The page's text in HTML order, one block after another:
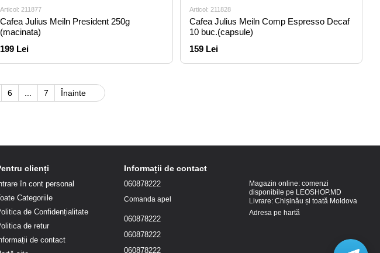
Articol: 211877
Cafea Julius Meiln President 250g
(macinata)
199 Lei
Articol: 211828
Cafea Julius Meiln Comp Espresso Decaf
10 buc.(capsule)
159 Lei
6 7 Înainte
clienți
în cont personal
Categoriile
de Confidențialitate
de retur
de contact
Informații de contact
060878222
Comanda apel
060878222
060878222
060878222
Magazin online: comenzi
disponibile pe LEOSHOP.MD
Livrare: Chișinău și toată Moldova
Adresa pe hartă